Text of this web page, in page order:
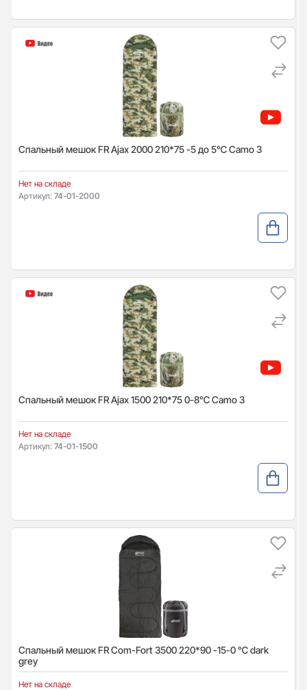
Спальный мешок FR Ajax 2000 210*75 -5 до 5℃ Camo 3
Нет на складе
Артикул: 74-01-2000
Спальный мешок FR Ajax 1500 210*75 0-8℃ Camo 3
Нет на складе
Артикул: 74-01-1500
Спальный мешок FR Com-Fort 3500 220*90 -15-0 ℃ dark
grey
Нет на складе